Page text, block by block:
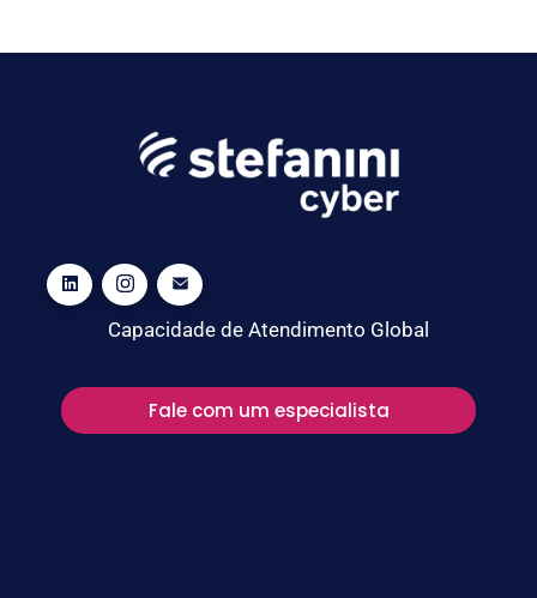
Capacidade de Atendimento Global
Fale com um especialista